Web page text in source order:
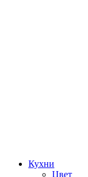
Кухни
Цвет